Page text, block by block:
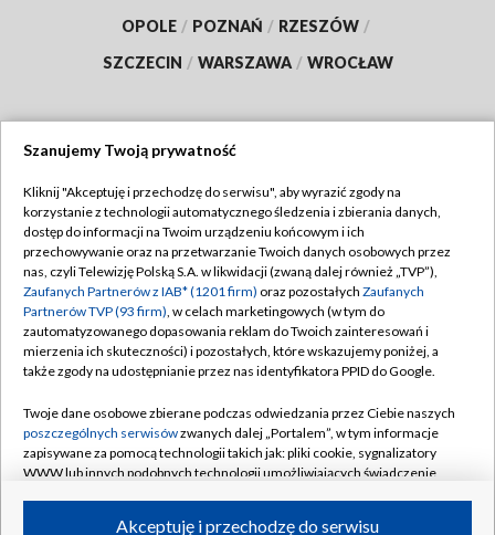
OPOLE / POZNAŃ / RZESZÓW /
SZCZECIN / WARSZAWA / WROCŁAW
TVP
Abonament TVP
Emisja w TVP
Centrum informacji TVP
Naziemna Telewizja Cyfrowa
Rada Programowa
System NOS
Informacje o nadawcy
Regulamin TVP
Polityka prywatności
Moje zgody
Pomoc
Kontakt
Kanały
Szanujemy Twoją prywatność
Kliknij "Akceptuję i przechodzę do serwisu", aby wyrazić zgody na
korzystanie z technologii automatycznego śledzenia i zbierania danych,
dostęp do informacji na Twoim urządzeniu końcowym i ich
przechowywanie oraz na przetwarzanie Twoich danych osobowych przez
nas, czyli Telewizję Polską S.A. w likwidacji (zwaną dalej również „TVP”),
Zaufanych Partnerów z IAB* (1201 firm) oraz pozostałych Zaufanych
Partnerów TVP (93 firm), w celach marketingowych (w tym do
zautomatyzowanego dopasowania reklam do Twoich zainteresowań i
mierzenia ich skuteczności) i pozostałych, które wskazujemy poniżej, a
także zgody na udostępnianie przez nas identyfikatora PPID do Google.
Twoje dane osobowe zbierane podczas odwiedzania przez Ciebie naszych
poszczególnych serwisówzwanych dalej „Portalem”, w tym informacje
zapisywane za pomocą technologii takich jak: pliki cookie, sygnalizatory
WWW lub innych podobnych technologii umożliwiających świadczenie
Akceptuję i przechodzę do serwisu